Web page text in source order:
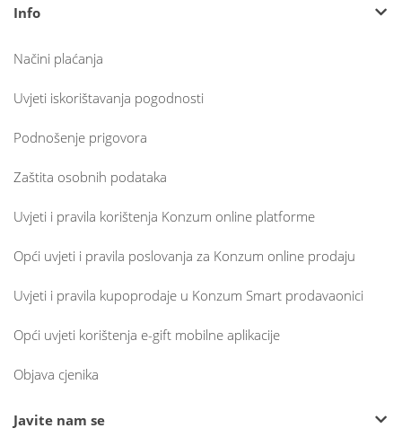
Info
Načini plaćanja
Uvjeti iskorištavanja pogodnosti
Podnošenje prigovora
Zaštita osobnih podataka
Uvjeti i pravila korištenja Konzum online platforme
Opći uvjeti i pravila poslovanja za Konzum online prodaju
Uvjeti i pravila kupoprodaje u Konzum Smart prodavaonici
Opći uvjeti korištenja e-gift mobilne aplikacije
Objava cjenika
Javite nam se